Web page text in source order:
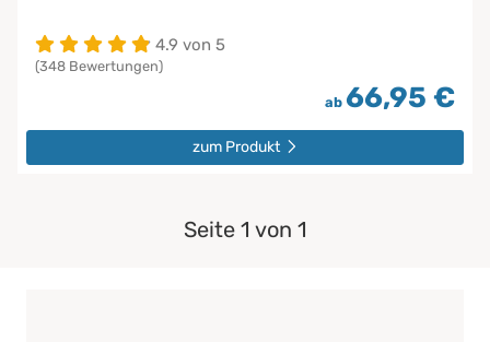
4.9 von 5
(348 Bewertungen)
ab 66,95 €
zum Produkt
Seite 1 von 1